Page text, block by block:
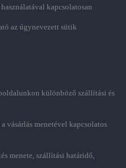
kapcsolatosan
az úgynevezett sütik
különböző szállítási és
vásárlás menetével kapcsolatos
menete, szállítási határidő,